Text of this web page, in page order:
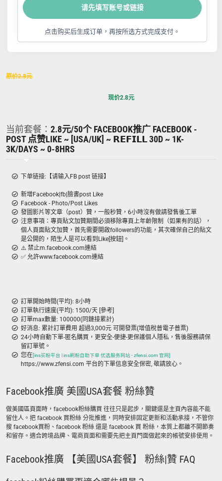
请先填写账号或链接
点击购买后生成订单，再按所选方式完成支付。
原价2.8元
现价2.8元
当前套餐： 2.8元/50个 FACEBOOK推广 FACEBOOK -
POST 点赞LIKE ~ [USA/UK] ~ 𝗥𝗘𝗙𝗜𝗟𝗟 30D ~ 1K-
3K/DAYS ~ 0-8HRS
下单链接:【请输入FB post 链接】
新增Facebook|fb|臉書post Like
Facebook - Photo/Post Likes
發圖影片等文章（post）贊，一般秒贊，6小時沒有做請發售後工單
注意事項：專頁貼文加贊期間必須移除專頁上年齡限制（如果有的話），
個人頁面貼文加贊，首先需要開啟followers的功能，其次確保自己的貼文
是公開的，陌生人是可以看到Like[按鈕]。
⚠️ 禁止m.facebook.com連結
✅ 允許www.facebook.com連結
訂單開始時間(平均): 8小時
訂單執行速度(平均): 1500/天 [參考]
訂單max數量: 100000(同鏈接累計)
好消息: 累計訂單費用 超過3,000元 可開發票(增值稅普電子普票)
24小時自動下單-匿名購買，更安全-便捷-更保護個人隱私，售後服務請保
留訂單號。
您在[ins买粉平台 | ins刷粉自助下单 优选服务网站 - zfensi.com 官网]
https://www.zfensi.com 平台的下單信息安全保密, 敬請放心。
Facebook推廣 美國USA套餐 粉絲贊
做美國區頁面時，facebook粉絲購買 往往只是起步，關鍵還是主頁內容能不能
留住人。把 facebook 買粉絲 分批推進，同時安排固定更新和活動承接，不管你
搜 facebook買粉、facebook 粉絲 還是 facebook 買 粉絲，本質上都離不開節奏
和留存。適合跨境品牌、電商頁面和需要先把主頁門面做起來的帳號安排使用。
Facebook推廣 【美國USA套餐】 粉絲|贊 FAQ